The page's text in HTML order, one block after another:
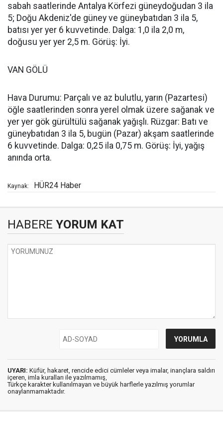
sabah saatlerinde Antalya Körfezi güneydoğudan 3 ila
5; Doğu Akdeniz'de güney ve güneybatıdan 3 ila 5,
batısı yer yer 6 kuvvetinde. Dalga: 1,0 ila 2,0 m,
doğusu yer yer 2,5 m. Görüş: İyi.
VAN GÖLÜ
Hava Durumu: Parçalı ve az bulutlu, yarın (Pazartesi)
öğle saatlerinden sonra yerel olmak üzere sağanak ve
yer yer gök gürültülü sağanak yağışlı. Rüzgar: Batı ve
güneybatıdan 3 ila 5, bugün (Pazar) akşam saatlerinde
6 kuvvetinde. Dalga: 0,25 ila 0,75 m. Görüş: İyi, yağış
anında orta.
Kaynak: HÜR24 Haber
HABERE YORUM KAT
UYARI: Küfür, hakaret, rencide edici cümleler veya imalar, inançlara saldırı
içeren, imla kuralları ile yazılmamış,
Türkçe karakter kullanılmayan ve büyük harflerle yazılmış yorumlar
onaylanmamaktadır.